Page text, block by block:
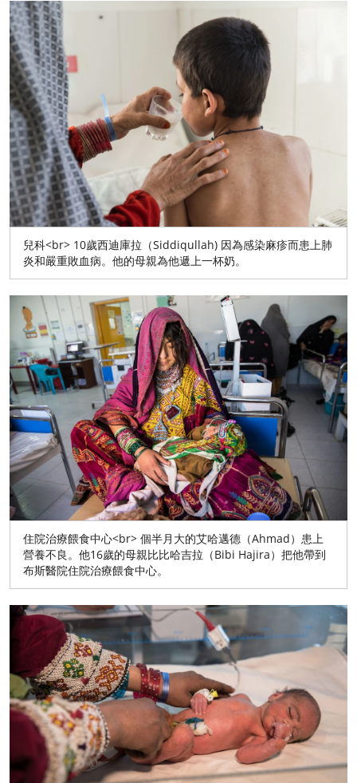
兒科<br> 10歲西迪庫拉（Siddiqullah) 因為感染麻疹而患上肺
炎和嚴重敗血病。他的母親為他遞上一杯奶。
住院治療餵食中心<br> 個半月大的艾哈邁德（Ahmad）患上
營養不良。他16歲的母親比比哈吉拉（Bibi Hajira）把他帶到
布斯醫院住院治療餵食中心。